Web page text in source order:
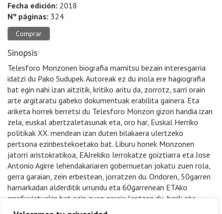
Fecha edición: 2018
Nº páginas: 324
Comprar
Sinopsis
Telesforo Monzonen biografia mamitsu bezain interesgarria
idatzi du Pako Sudupek. Autoreak ez du inola ere hagiografia
bat egin nahi izan aitzitik, kritiko aritu da, zorrotz, sarri orain
arte argitaratu gabeko dokumentuak erabilita gainera. Eta
ariketa horrek berretsi du Telesforo Monzon gizon handia izan
zela, euskal abertzaletasunak eta, oro har, Euskal Herriko
politikak XX. mendean izan duten bilakaera ulertzeko
pertsona ezinbestekoetako bat. Liburu honek Monzonen
jatorri aristokratikoa, EAJrekiko lerrokatze goiztiarra eta Jose
Antonio Agirre lehendakariaren gobernuetan jokatu zuen rola,
gerra garaian, zein erbestean, jorratzen du. Ondoren, 50garren
hamarkadan alderditik urrundu eta 60garrenean ETAko
errefuxiatuekin bat egin zuen garaia lantzen du, harik eta,
Franco hil ondoren, Herri Batasunako buruzagi karismatiko